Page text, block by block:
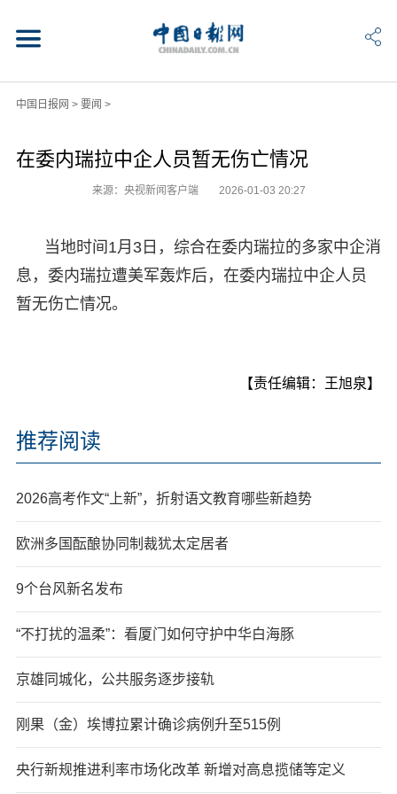
中国日报网 > 要闻 >
在委内瑞拉中企人员暂无伤亡情况
来源：央视新闻客户端 2026-01-03 20:27
当地时间1月3日，综合在委内瑞拉的多家中企消
息，委内瑞拉遭美军轰炸后，在委内瑞拉中企人员
暂无伤亡情况。
【责任编辑：王旭泉】
推荐阅读
2026高考作文“上新”，折射语文教育哪些新趋势
欧洲多国酝酿协同制裁犹太定居者
9个台风新名发布
“不打扰的温柔”：看厦门如何守护中华白海豚
京雄同城化，公共服务逐步接轨
刚果（金）埃博拉累计确诊病例升至515例
央行新规推进利率市场化改革 新增对高息揽储等定义